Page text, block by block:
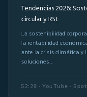
Tendencias 2026:
circular y RSE
La sostenibilidad
la rentabilidad
ante la crisis climática y
soluciones…
52:28 · YouTube ·